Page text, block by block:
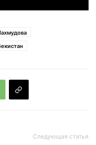
Следующая статья